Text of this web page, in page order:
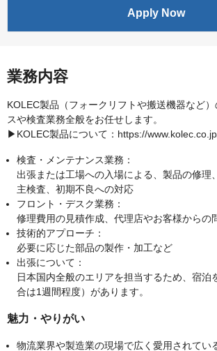
Apply Now
業務内容
KOLEC製品（フォークリフトや搬送機器など
スや検査業務全般をお任せします。
▶KOLEC製品について：https://
検査・メンテナンス業務：
出張または工場への入場による、製品の修理
主検査、初期不良への対応
フロント・デスク業務：
修理費用の見積作成、代理店やお客様からの
技術的アプローチ：
必要に応じた部品の製作・加工など
出張について：
日本国内全般のエリアを担当するため、宿泊
合は1週間程度）があります。
魅力・やりがい
物流業界や製造業の現場で広く愛用されてい